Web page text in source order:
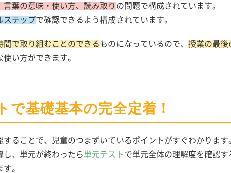
言葉の意味・使い方、読み取り の問題で構成されています。
ステップで確認できるよう構成されています。
間で取り組むことのできるものになっているので、 授業の最後
い方ができます。
で基礎基本の完全定着！
ることで、児童のつまずいているポイントがすぐわかります
、単元が終わったら単元テストで単元全体の理解度を確認す
。